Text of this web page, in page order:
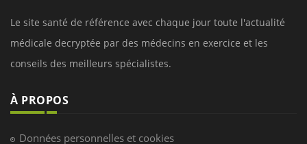
Le site santé de référence avec chaque jour toute l'actualité
médicale decryptée par des médecins en exercice et les
conseils des meilleurs spécialistes.
À PROPOS
Données personnelles et cookies